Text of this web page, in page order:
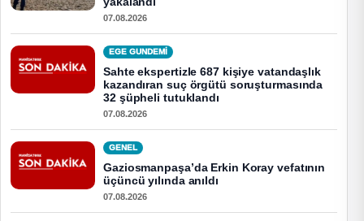
07.08.2026
EGE GUNDEMİ
Sahte ekspertizle 687 kişiye vatandaşlık
kazandıran suç örgütü soruşturmasında
32 şüpheli tutuklandı
07.08.2026
GENEL
Gaziosmanpaşa’da Erkin Koray vefatının
üçüncü yılında anıldı
07.08.2026